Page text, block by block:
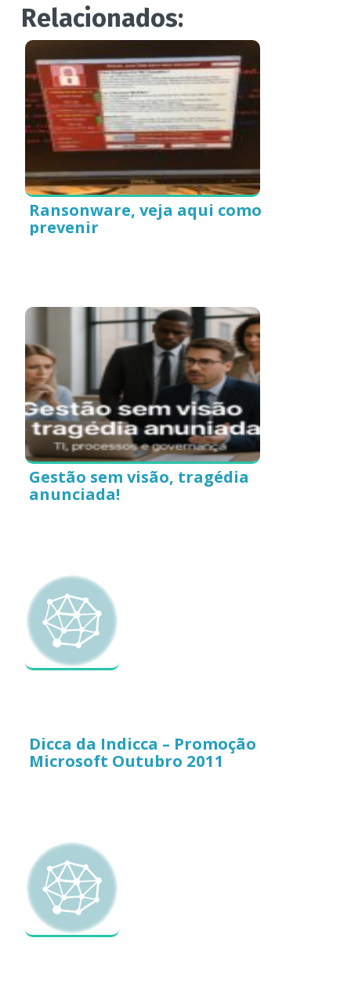
Relacionados:
Ransonware, veja aqui como
prevenir
Gestão sem visão, tragédia
anunciada!
Dicca da Indicca – Promoção
Microsoft Outubro 2011